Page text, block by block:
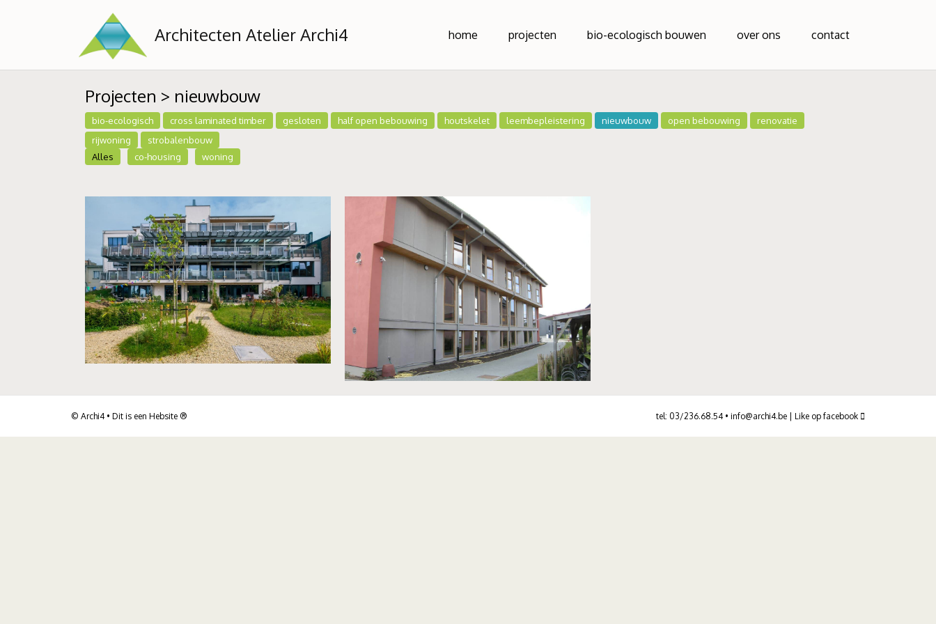
Architecten Atelier Archi4 home projecten bio-ecologisch bouwen over ons contact
Projecten > nieuwbouw
bio-ecologisch cross laminated timber gesloten half open bebouwing houtskelet leembepleistering nieuwbouw open bebouwing
renovatie
rijwoning
strobalenbouw
Alles
co-housing woning
© Archi4 • Dit is een Hebsite ® tel: 03/236.68.54 • info@archi4.be Like op facebook